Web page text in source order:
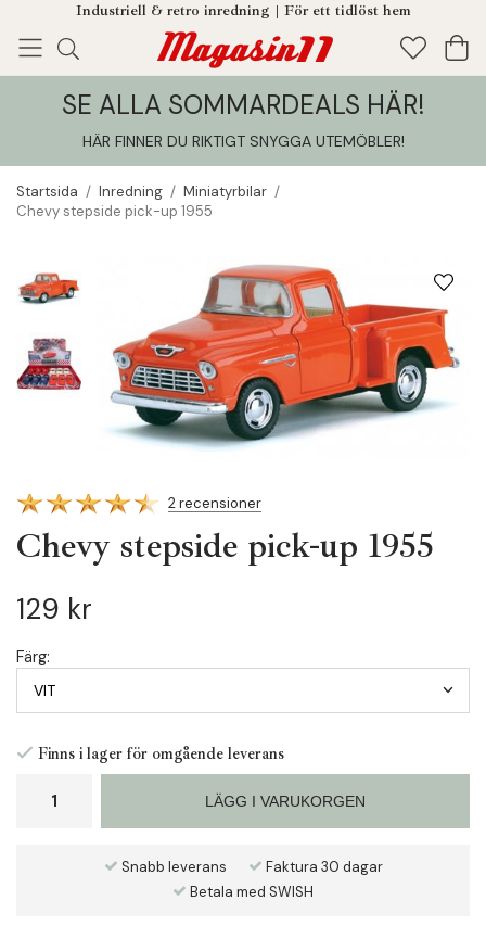
Industriell & retro inredning | För ett tidlöst hem
Enjoy! Tillagt i din varukorg
SE ALLA SOMMARDEALS HÄR!
HÄR FINNER DU RIKTIGT SNYGGA UTEMÖBLER!
Startsida / Inredning / Miniatyrbilar /
Chevy stepside pick-up 1955
2 recensioner
Chevy stepside pick-up 1955
129 kr
Färg:
Finns i lager för omgående leverans
LÄGG I VARUKORGEN
Snabb leverans
Faktura 30 dagar
Betala med SWISH